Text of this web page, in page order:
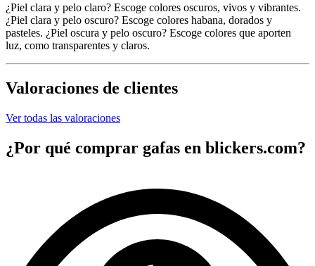
¿Piel clara y pelo claro? Escoge colores oscuros, vivos y vibrantes.
¿Piel clara y pelo oscuro? Escoge colores habana, dorados y
pasteles. ¿Piel oscura y pelo oscuro? Escoge colores que aporten
luz, como transparentes y claros.
Valoraciones de clientes
Ver todas las valoraciones
¿Por qué comprar gafas en blickers.com?